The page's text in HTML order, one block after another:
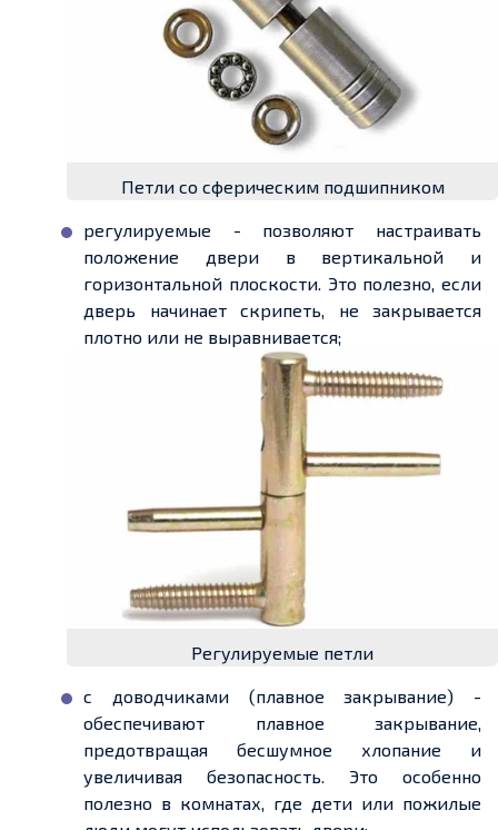
Петли со сферическим подшипником
регулируемые - позволяют настраивать
положение двери в вертикальной и
горизонтальной плоскости. Это полезно, если
дверь начинает скрипеть, не закрывается
плотно или не выравнивается;
Регулируемые петли
с доводчиками (плавное закрывание) -
обеспечивают плавное закрывание,
предотвращая бесшумное хлопание и
увеличивая безопасность. Это особенно
полезно в комнатах, где дети или пожилые